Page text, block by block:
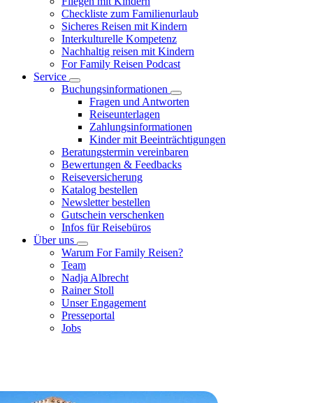
Checkliste zum Familienurlaub
Sicheres Reisen mit Kindern
Interkulturelle Kompetenz
Nachhaltig reisen mit Kindern
For Family Reisen Podcast
Service
Buchungsinformationen
Fragen und Antworten
Reiseunterlagen
Zahlungsinformationen
Kinder mit Beeinträchtigungen
Beratungstermin vereinbaren
Bewertungen & Feedbacks
Reiseversicherung
Katalog bestellen
Newsletter bestellen
Gutschein verschenken
Infos für Reisebüros
Über uns
Warum For Family Reisen?
Team
Nadja Albrecht
Rainer Stoll
Unser Engagement
Presseportal
Jobs